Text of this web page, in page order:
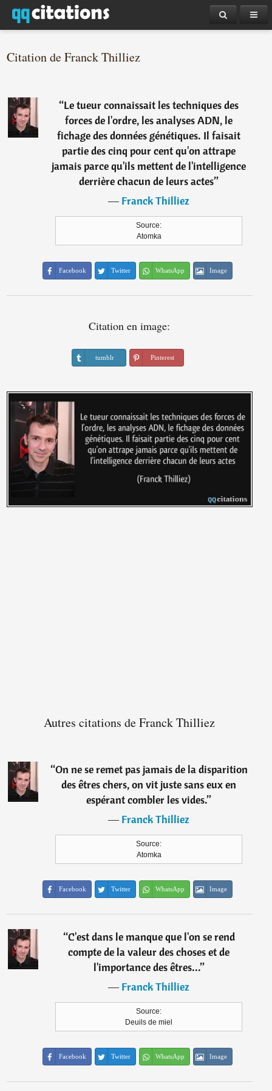
Citation de Franck Thilliez
“Le tueur connaissait les techniques des
forces de l'ordre, les analyses ADN, le
fichage des données génétiques. Il faisait
partie des cinq pour cent qu'on attrape
jamais parce qu'ils mettent de l'intelligence
derrière chacun de leurs actes”
―Franck Thilliez
Source:
Atomka
Facebook Twitter WhatsApp Image
Citation en image:
tumblr Pinterest
Autres citations de Franck Thilliez
“On ne se remet pas jamais de la disparition
des êtres chers, on vit juste sans eux en
espérant combler les vides.”
―Franck Thilliez
Source:
Atomka
Facebook Twitter WhatsApp Image
“C'est dans le manque que l'on se rend
compte de la valeur des choses et de
l'importance des êtres...”
―Franck Thilliez
Source:
Deuils de miel
Facebook Twitter WhatsApp Image